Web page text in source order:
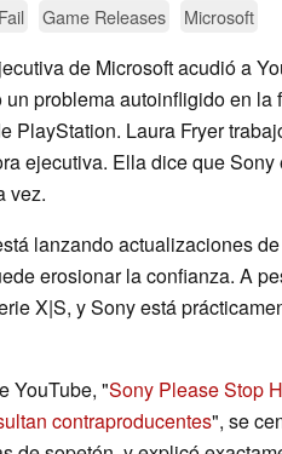
Fail Game Releases Microsoft
de Microsoft acudió a
problema autoinfligido en
PlayStation. Laura Fryer
ejecutiva. Ella dice que
vez.
lanzando actualizaciones
erosionar la confianza. A
X|S, y Sony está
YouTube, "Sony Please Stop
contraproducentes", se